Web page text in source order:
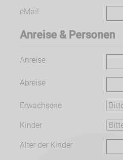
eMail
Anreise & Personen
Anreise
Abreise
Erwachsene
Kinder
Alter der Kinder